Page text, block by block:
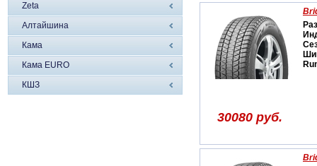
Zeta
Алтайшина
Кама
Кама EURO
КШЗ
30080 руб.